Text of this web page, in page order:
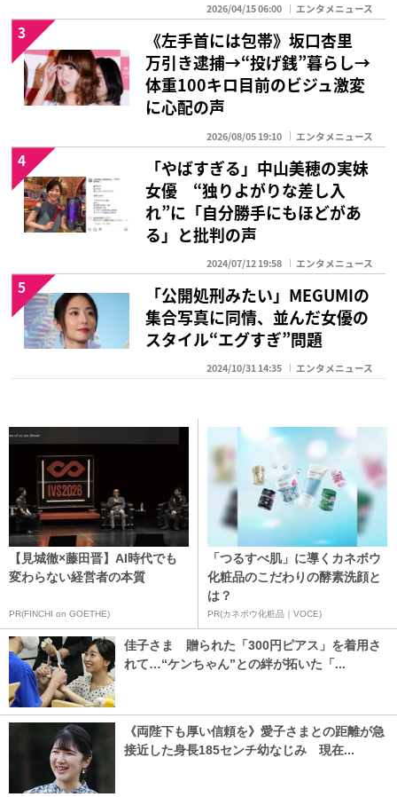
2026/04/15 06:00 エンタメニュース
《左手首には包帯》坂口杏里
万引き逮捕→“投げ銭”暮らし→
体重100キロ目前のビジュ激変
に心配の声
2026/08/05 19:10 エンタメニュース
3
「やばすぎる」中山美穂の実妹
女優 “独りよがりな差し入
れ”に「自分勝手にもほどがあ
る」と批判の声
2024/07/12 19:58 エンタメニュース
4
「公開処刑みたい」MEGUMIの
集合写真に同情、並んだ女優の
スタイル“エグすぎ”問題
2024/10/31 14:35 エンタメニュース
5
【見城徹×藤田晋】AI時代でも
変わらない経営者の本質
PR(FINCHI on GOETHE)
「つるすべ肌」に導くカネボウ
化粧品のこだわりの酵素洗顔と
は？
PR(カネボウ化粧品｜VOCE)
佳子さま 贈られた「300円ピアス」を着用さ
れて…“ケンちゃん”との絆が拓いた「...
《両陛下も厚い信頼を》愛子さまとの距離が急
接近した身長185センチ幼なじみ 現在...